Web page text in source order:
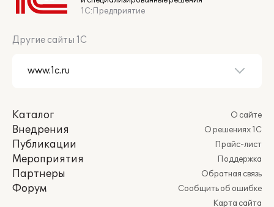
1С:Предприятие
Другие сайты 1С
Каталог
Внедрения
Публикации
Мероприятия
Партнеры
Форум
О сайте
О решениях 1С
Прайс-лист
Поддержка
Обратная связь
Сообщить об ошибке
Карта сайта